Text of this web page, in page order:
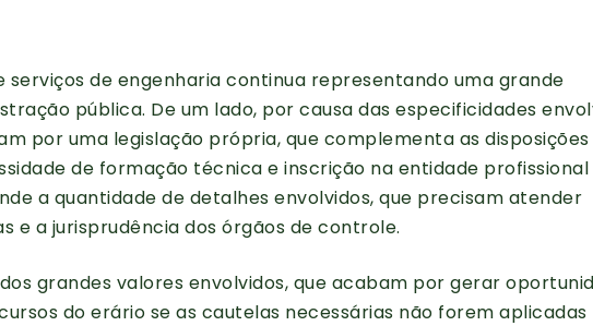
de engenharia continua representando uma grande
pública. De um lado, por causa das especificidades
por uma legislação própria, que complementa as
de formação técnica e inscrição na entidade profissional
a quantidade de detalhes envolvidos, que precisam atender
e a jurisprudência dos órgãos de controle.
grandes valores envolvidos, que acabam por gerar
do erário se as cautelas necessárias não forem aplicadas